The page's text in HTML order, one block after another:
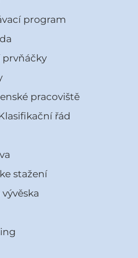
program
pracoviště
řád
stažení